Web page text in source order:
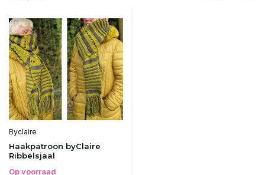
Byclaire
Haakpatroon byClaire
Ribbelsjaal
Op voorraad